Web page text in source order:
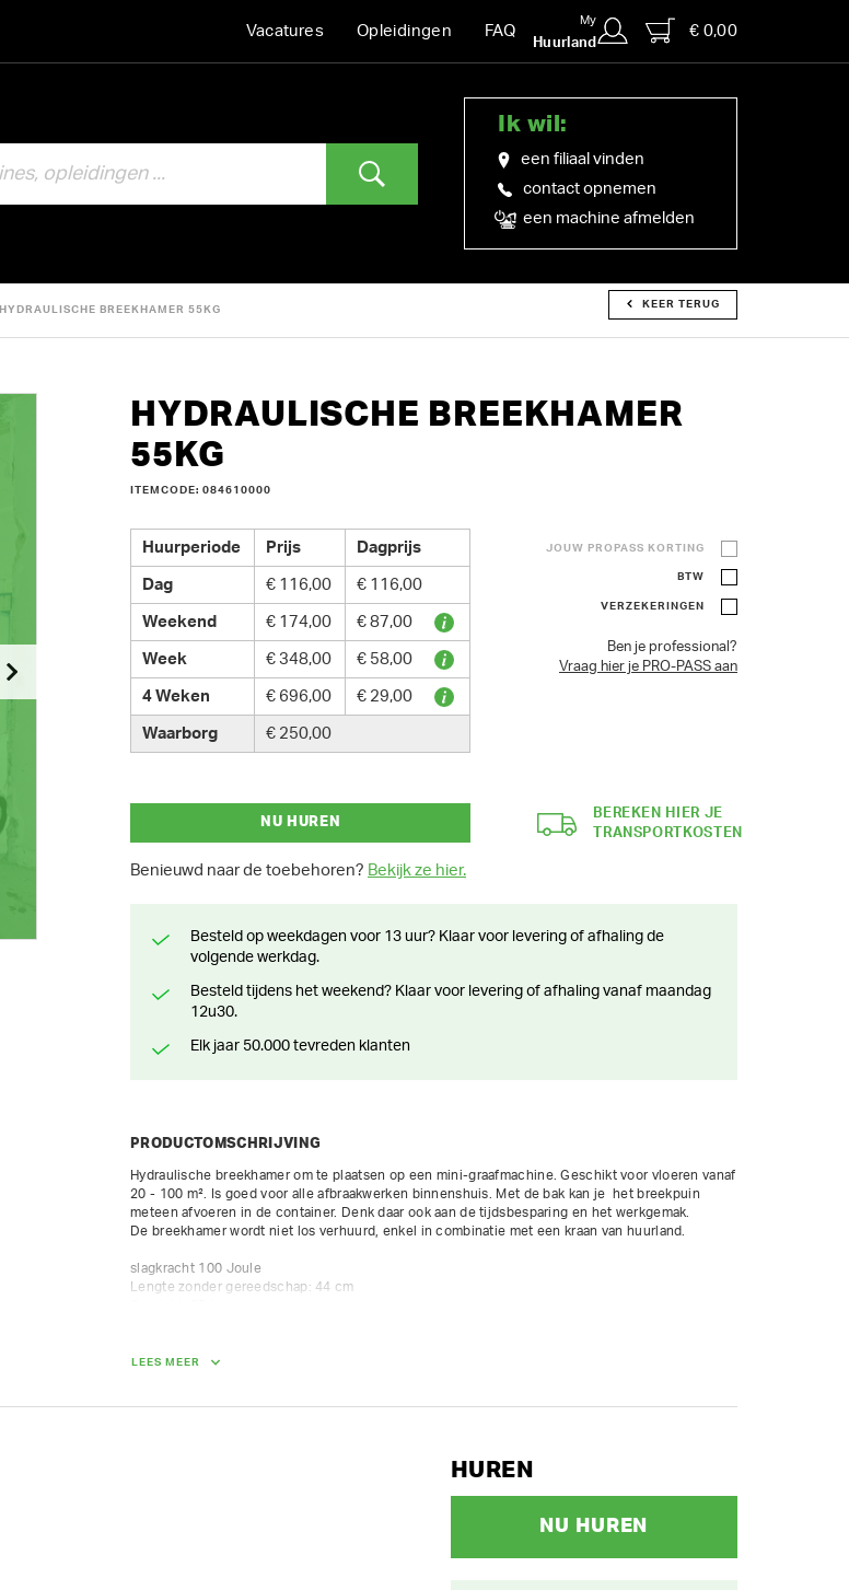
Vacatures Opleidingen FAQ
My
Huurland
€ 0,00
Ik wil:
een filiaal vinden
contact opnemen
een machine afmelden
HYDRAULISCHE BREEKHAMER 55KG KEER TERUG
HYDRAULISCHE BREEKHAMER
55KG
ITEMCODE: 084610000
Huurperiode Prijs Dagprijs
Dag € 116,00 € 116,00
Weekend € 174,00 € 87,00
Week € 348,00 € 58,00
4 Weken € 696,00 € 29,00
Waarborg € 250,00
JOUW PROPASS KORTING
BTW
VERZEKERINGEN
Ben je professional?
Vraag hier je PRO-PASS aan
NU HUREN
Benieuwd naar de toebehoren? Bekijk ze hier.
BEREKEN HIER JE
TRANSPORTKOSTEN
Besteld op weekdagen voor 13 uur? Klaar voor levering of afhaling de
volgende werkdag.
Besteld tijdens het weekend? Klaar voor levering of afhaling vanaf maandag
12u30.
Elk jaar 50.000 tevreden klanten
PRODUCTOMSCHRIJVING
Hydraulische breekhamer om te plaatsen op een mini-graafmachine. Geschikt voor vloeren vanaf
20 - 100 m². Is goed voor alle afbraakwerken binnenshuis. Met de bak kan je  het breekpuin
meteen afvoeren in de container. Denk daar ook aan de tijdsbesparing en het werkgemak.
De breekhamer wordt niet los verhuurd, enkel in combinatie met een kraan van huurland.
slagkracht 100 Joule
Lengte zonder gereedschap: 44 cm
inclusief 1 beitel
GEWICHT
LEES MEER
HUREN
NU HUREN